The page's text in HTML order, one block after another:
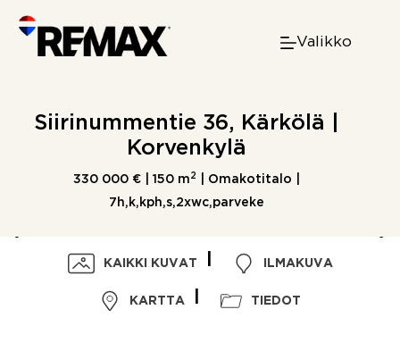
content
Valikko
Siirinummentie 36, Kärkölä |
Korvenkylä
330 000 € | 150 m 2 | Omakotitalo |
7h,k,kph,s,2xwc,parveke
KAIKKI KUVAT ILMAKUVA
KARTTA TIEDOT